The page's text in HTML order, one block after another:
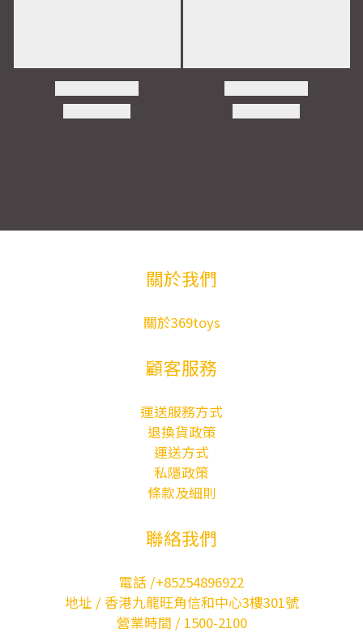
關於我們
關於369toys
顧客服務
運送服務方式
退換貨政策
運送方式
私隱政策
條款及細則
聯絡我們
電話 /+85254896922
地址 / 香港九龍旺角信和中心3樓301號
營業時間 / 1500-2100